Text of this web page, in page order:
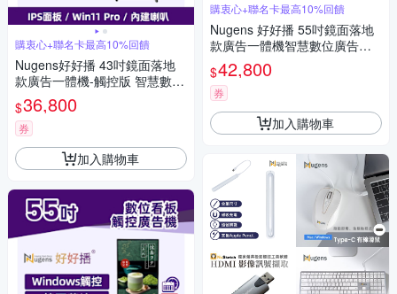
購衷心+聯名卡最高10%回饋
Nugens好好播 43吋鏡面落地
款廣告一體機-觸控版 智慧數位
廣告看板電子海報
$36,800
券
加入購物車
購衷心+聯名卡最高10%回饋
Nugens 好好播 55吋鏡面落地
款廣告一體機智慧數位廣告看
板電子海報
$42,800
券
加入購物車